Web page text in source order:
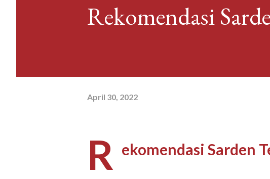
Rekomendasi
April 30, 2022
R ekomendasi Sarden